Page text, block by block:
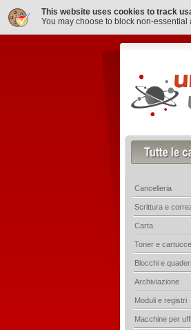
This website uses cookies to track
You may choose to block non-
Cancelleria
Scrittura e
Carta
Toner e cartucce
Blocchi e
Archiviazione
Moduli e registri
Macchine per